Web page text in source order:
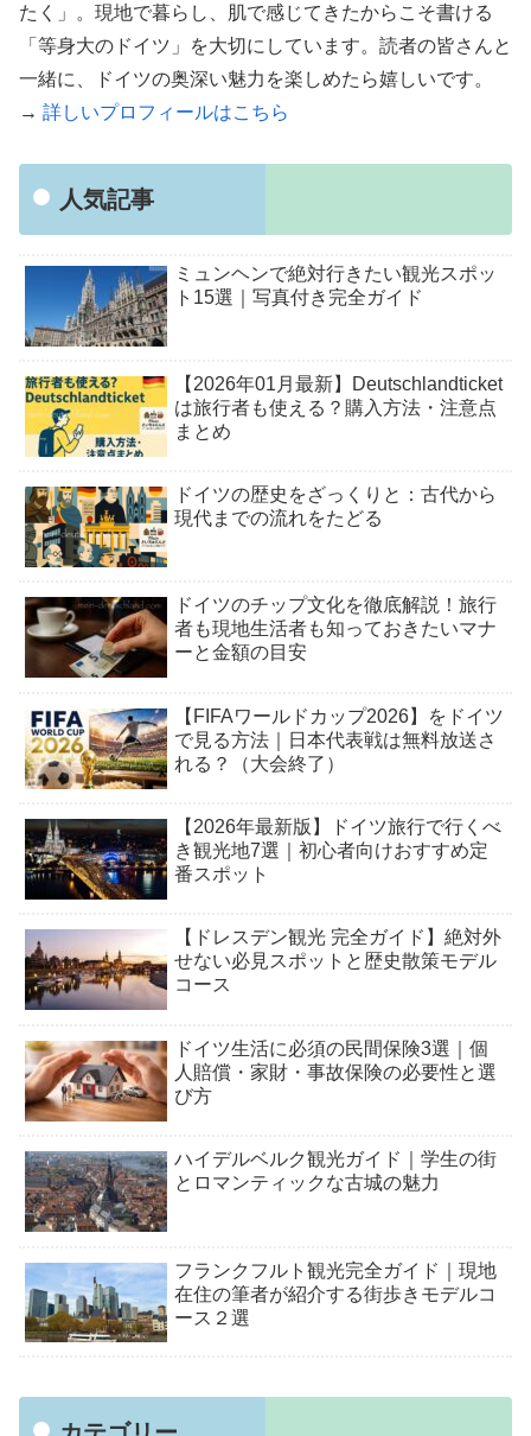
たく」。現地で暮らし、肌で感じてきたからこそ書ける
「等身大のドイツ」を大切にしています。読者の皆さんと
一緒に、ドイツの奥深い魅力を楽しめたら嬉しいです。
→ 詳しいプロフィールはこちら
人気記事
ミュンヘンで絶対行きたい観光スポッ
ト15選｜写真付き完全ガイド
【2026年01月最新】Deutschlandticket
は旅行者も使える？購入方法・注意点
まとめ
ドイツの歴史をざっくりと：古代から
現代までの流れをたどる
ドイツのチップ文化を徹底解説！旅行
者も現地生活者も知っておきたいマナ
ーと金額の目安
【FIFAワールドカップ2026】をドイツ
で見る方法｜日本代表戦は無料放送さ
れる？（大会終了）
【2026年最新版】ドイツ旅行で行くべ
き観光地7選｜初心者向けおすすめ定
番スポット
【ドレスデン観光 完全ガイド】絶対外
せない必見スポットと歴史散策モデル
コース
ドイツ生活に必須の民間保険3選｜個
人賠償・家財・事故保険の必要性と選
び方
ハイデルベルク観光ガイド｜学生の街
とロマンティックな古城の魅力
フランクフルト観光完全ガイド｜現地
在住の筆者が紹介する街歩きモデルコ
ース２選